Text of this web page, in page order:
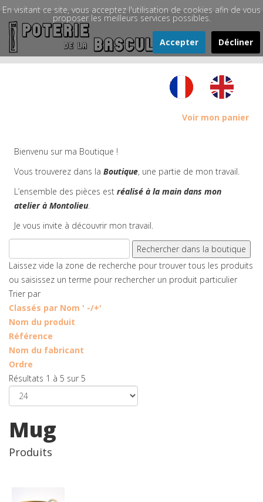
Voir mon panier
Bienvenu sur ma Boutique !
Vous trouverez dans la Boutique, une partie de mon travail.
L’ensemble des pièces est réalisé à la main dans mon
atelier à Montolieu.
Je vous invite à découvrir mon travail.
Laissez vide la zone de recherche pour trouver tous les produits
ou saisissez un terme pour rechercher un produit particulier
Trier par
Classés par Nom ' -/+'
Nom du produit
Référence
Nom du fabricant
Ordre
Résultats 1 à 5 sur 5
Mug
Produits
En visitant ce site, vous acceptez l'utilisation de cookies afin de vous
proposer les meilleurs services possibles.
Accepter Décliner